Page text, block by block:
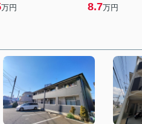
万円 8.7万円